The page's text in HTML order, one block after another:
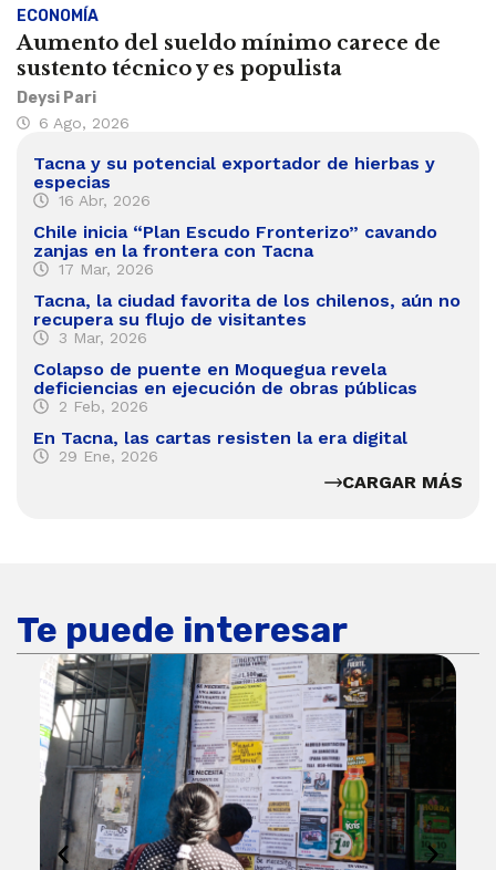
ECONOMÍA
Aumento del sueldo mínimo carece de
sustento técnico y es populista
Deysi Pari
6 Ago, 2026
Tacna y su potencial exportador de hierbas y
especias
16 Abr, 2026
Chile inicia “Plan Escudo Fronterizo” cavando
zanjas en la frontera con Tacna
17 Mar, 2026
Tacna, la ciudad favorita de los chilenos, aún no
recupera su flujo de visitantes
3 Mar, 2026
Colapso de puente en Moquegua revela
deficiencias en ejecución de obras públicas
2 Feb, 2026
En Tacna, las cartas resisten la era digital
29 Ene, 2026
CARGAR MÁS
Te puede interesar